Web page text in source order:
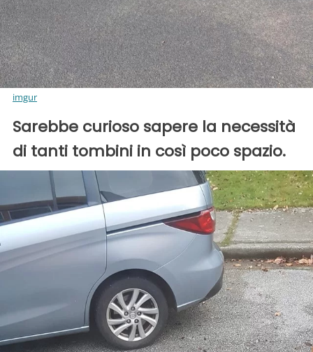
imgur
Sarebbe curioso sapere la necessità
di tanti tombini in così poco spazio.